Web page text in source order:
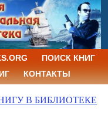
ПОИСК КНИГ
КОНТАКТЫ
В БИБЛИОТЕКЕ